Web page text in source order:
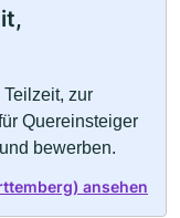
zur
Quereinsteiger
bewerben.
ansehen